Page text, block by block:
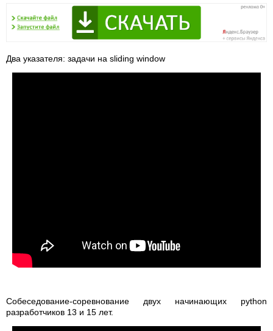
Два указателя: задачи на sliding window
Собеседование-соревнование двух начинающих python
разработчиков 13 и 15 лет.